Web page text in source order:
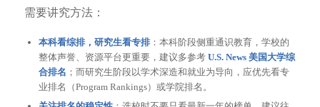
需要讲究方法：
本科看综排，研究生看专排：本科阶段侧重通识教育，学校的
整体声誉、资源平台更重要，建议多参考 U.S. News 美国大学综
合排名 ；而研究生阶段以学术深造和就业为导向，应优先看专
业排名（Program Rankings）或学院排名。